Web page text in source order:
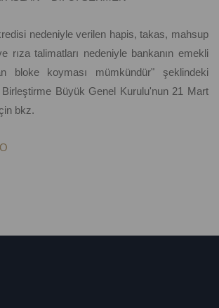
nedeniyle verilen hapis, takas, mahsup
rıza talimatları nedeniyle bankanın emekli
bloke koyması mümkündür" şeklindeki
Birleştirme Büyük Genel Kurulu'nun 21 Mart
bkz.